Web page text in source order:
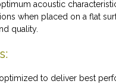
acoustic
when placed on a flat
quality.
to deliver best